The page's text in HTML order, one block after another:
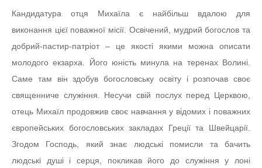
Кандидатура отця Михаїла є найбільш вдалою для
виконання цієї поважної місії. Освічений, мудрий богослов та
добрий-пастир-патріот – це якості якими можна описати
молодого екзарха. Його юність минула на теренах Волині.
Саме там він здобув богословську освіту і розпочав своє
священниче служіння. Несучи свій послух перед Церквою,
отець Михаїл продовжив своє навчання у відомих і поважних
європейських богословських закладах Греції та Швейцарії.
Згодом Господь, який знає людські помисли та бачить
людські душі і серця, покликав його до служіння у лоні